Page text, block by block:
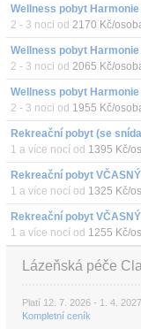
Wellness pobyt
2 - 3 noci od 2170 Kč/
2 - 3 noci od 2065 Kč/
2 - 3 noci od 1955 Kč/
Rekreační pobyt (se
1 a více nocí od 1395 Kč/
1 a více nocí od 1325 Kč/
1 a více nocí od 1255 Kč/
Lázeňská péče
Platí 12. 7. 2026 - 1. 4. 2027
Kompletní ceník